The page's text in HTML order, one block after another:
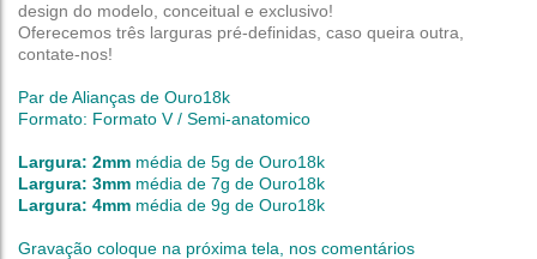
design do modelo, conceitual e exclusivo!
Oferecemos três larguras pré-definidas, caso queira outra,
contate-nos!
Par de Alianças de Ouro18k
Formato: Formato V / Semi-anatomico
Largura: 2mm média de 5g de Ouro18k
Largura: 3mm média de 7g de Ouro18k
Largura: 4mm média de 9g de Ouro18k
Gravação coloque na próxima tela, nos comentários